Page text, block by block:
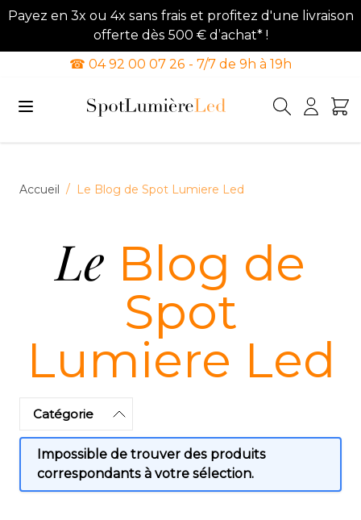
Payez en 3x ou 4x sans frais et profitez d'une livraison
offerte dès 500 € d’achat* !
☎ 04 92 00 07 26 - 7/7 de 9h à 19h
Accueil / Le Blog de Spot Lumiere Led
Le Blog de
Spot
Lumiere Led
Catégorie
Impossible de trouver des produits
correspondants à votre sélection.